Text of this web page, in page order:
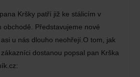
Kršky patří již ke stálicím v
obchodě. Představujeme nové
u nás dlouho neohřejí.O tom, jak
dostanou popsal pan Krška